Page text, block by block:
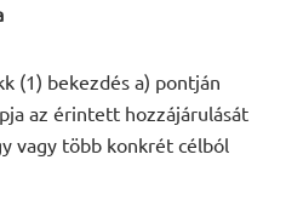
(1) bekezdés a) pontján
az érintett hozzájárulását
vagy több konkrét célból